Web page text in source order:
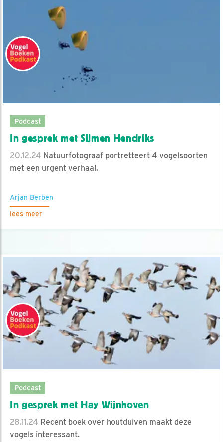
Podcast
In gesprek met Sijmen Hendriks
20.12.24 Natuurfotograaf portretteert 4 vogelsoorten
met een urgent verhaal.
Arjan Berben
lees meer
Podcast
In gesprek met Hay Wijnhoven
28.11.24 Recent boek over houtduiven maakt deze
vogels interessant.